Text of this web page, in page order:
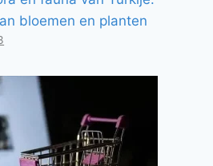
bloemen en planten